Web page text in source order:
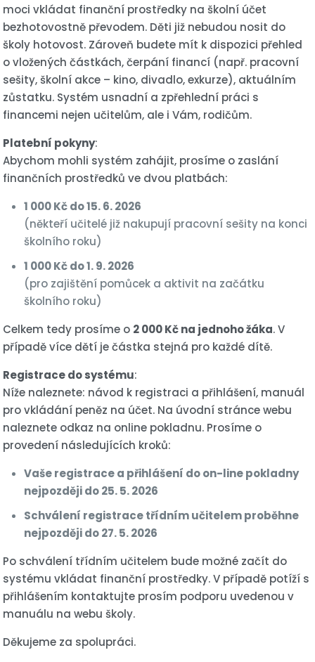
moci vkládat finanční prostředky na školní účet
bezhotovostně převodem. Děti již nebudou nosit do
školy hotovost. Zároveň budete mít k dispozici přehled
o vložených částkách, čerpání financí (např. pracovní
sešity, školní akce – kino, divadlo, exkurze), aktuálním
zůstatku. Systém usnadní a zpřehlední práci s
financemi nejen učitelům, ale i Vám, rodičům.
Platební pokyny:
Abychom mohli systém zahájit, prosíme o zaslání
finančních prostředků ve dvou platbách:
1 000 Kč do 15. 6. 2026
(někteří učitelé již nakupují pracovní sešity na konci
školního roku)
1 000 Kč do 1. 9. 2026
(pro zajištění pomůcek a aktivit na začátku
školního roku)
Celkem tedy prosíme o 2 000 Kč na jednoho žáka. V
případě více dětí je částka stejná pro každé dítě.
Registrace do systému:
Níže naleznete: návod k registraci a přihlášení, manuál
pro vkládání peněz na účet. Na úvodní stránce webu
naleznete odkaz na online pokladnu. Prosíme o
provedení následujících kroků:
Vaše registrace a přihlášení do on-line pokladny
nejpozději do 25. 5. 2026
Schválení registrace třídním učitelem proběhne
nejpozději do 27. 5. 2026
Po schválení třídním učitelem bude možné začít do
systému vkládat finanční prostředky. V případě potíží s
přihlášením kontaktujte prosím podporu uvedenou v
manuálu na webu školy.
Děkujeme za spolupráci.